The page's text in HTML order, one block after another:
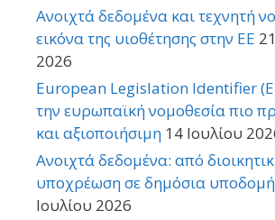
Ανοιχτά δεδομένα και τεχνητή
εικόνα της υιοθέτησης στην ΕΕ
2026
European Legislation Identifier
την ευρωπαϊκή νομοθεσία πιο
και αξιοποιήσιμη 14 Ιουλίου
Ανοιχτά δεδομένα: από
υποχρέωση σε δημόσια
Ιουλίου 2026